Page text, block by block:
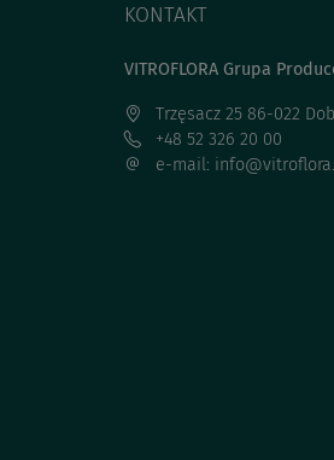
KONTAKT
VITROFLORA Grupa
Trzęsacz 25 86-022
+48 52 326 20 00
e-mail: